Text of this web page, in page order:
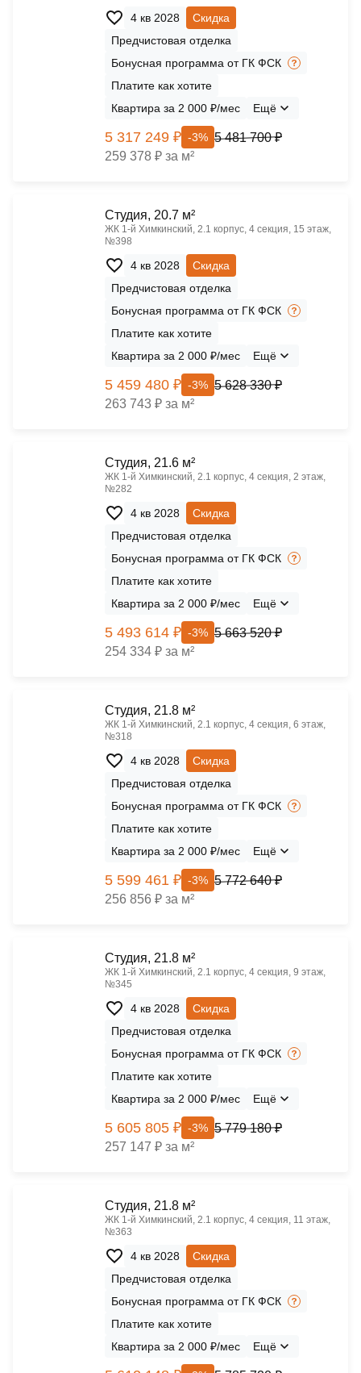
4 кв 2028
Скидка
Предчистовая отделка
Бонусная программа от ГК ФСК
Платите как хотите
Квартира за 2 000 ₽/мес
Ещё
5 317 249 ₽ -3% 5 481 700 ₽
259 378 ₽ за м²
Cтудия, 20.7 м²
ЖК 1‑й Химкинский, 2.1 корпус, 4 секция, 15 этаж,
№398
4 кв 2028
Скидка
Предчистовая отделка
Бонусная программа от ГК ФСК
Платите как хотите
Квартира за 2 000 ₽/мес
Ещё
5 459 480 ₽ -3% 5 628 330 ₽
263 743 ₽ за м²
Cтудия, 21.6 м²
ЖК 1‑й Химкинский, 2.1 корпус, 4 секция, 2 этаж,
№282
4 кв 2028
Скидка
Предчистовая отделка
Бонусная программа от ГК ФСК
Платите как хотите
Квартира за 2 000 ₽/мес
Ещё
5 493 614 ₽ -3% 5 663 520 ₽
254 334 ₽ за м²
Cтудия, 21.8 м²
ЖК 1‑й Химкинский, 2.1 корпус, 4 секция, 6 этаж,
№318
4 кв 2028
Скидка
Предчистовая отделка
Бонусная программа от ГК ФСК
Платите как хотите
Квартира за 2 000 ₽/мес
Ещё
5 599 461 ₽ -3% 5 772 640 ₽
256 856 ₽ за м²
Cтудия, 21.8 м²
ЖК 1‑й Химкинский, 2.1 корпус, 4 секция, 9 этаж,
№345
4 кв 2028
Скидка
Предчистовая отделка
Бонусная программа от ГК ФСК
Платите как хотите
Квартира за 2 000 ₽/мес
Ещё
5 605 805 ₽ -3% 5 779 180 ₽
257 147 ₽ за м²
Cтудия, 21.8 м²
ЖК 1‑й Химкинский, 2.1 корпус, 4 секция, 11 этаж,
№363
4 кв 2028
Скидка
Предчистовая отделка
Бонусная программа от ГК ФСК
Платите как хотите
Квартира за 2 000 ₽/мес
Ещё